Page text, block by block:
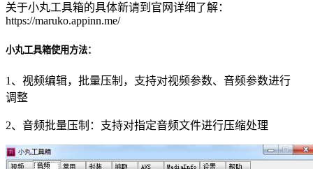
关于小丸工具箱的具体新请到官网详细了解：
https://maruko.appinn.me/
小丸工具箱使用方法：
1、视频编辑，批量压制，支持对视频参数、音频参数进行
调整
2、音频批量压制：支持对指定音频文件进行压缩处理